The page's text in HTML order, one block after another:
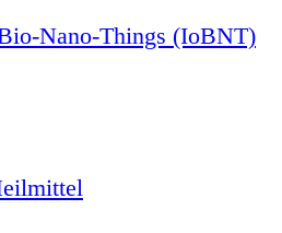
Nano-Things (IoBNT)